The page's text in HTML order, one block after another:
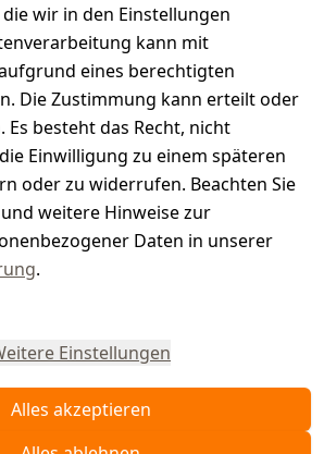
wir in den Einstellungen
kann mit
eines berechtigten
Die Zustimmung kann erteilt oder
besteht das Recht, nicht
Einwilligung zu einem späteren
oder zu widerrufen. Beachten Sie
und weitere Hinweise zur
Daten in unserer
.
Einstellungen
Alles akzeptieren
r.
e